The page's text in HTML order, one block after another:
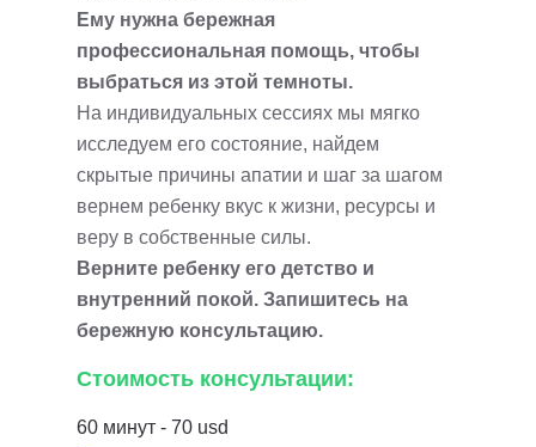
Ему нужна бережная
профессиональная помощь, чтобы
выбраться из этой темноты.
На индивидуальных сессиях мы мягко
исследуем его состояние, найдем
скрытые причины апатии и шаг за шагом
вернем ребенку вкус к жизни, ресурсы и
веру в собственные силы.
Верните ребенку его детство и
внутренний покой. Запишитесь на
бережную консультацию.
Стоимость консультации:
60 минут - 70 usd